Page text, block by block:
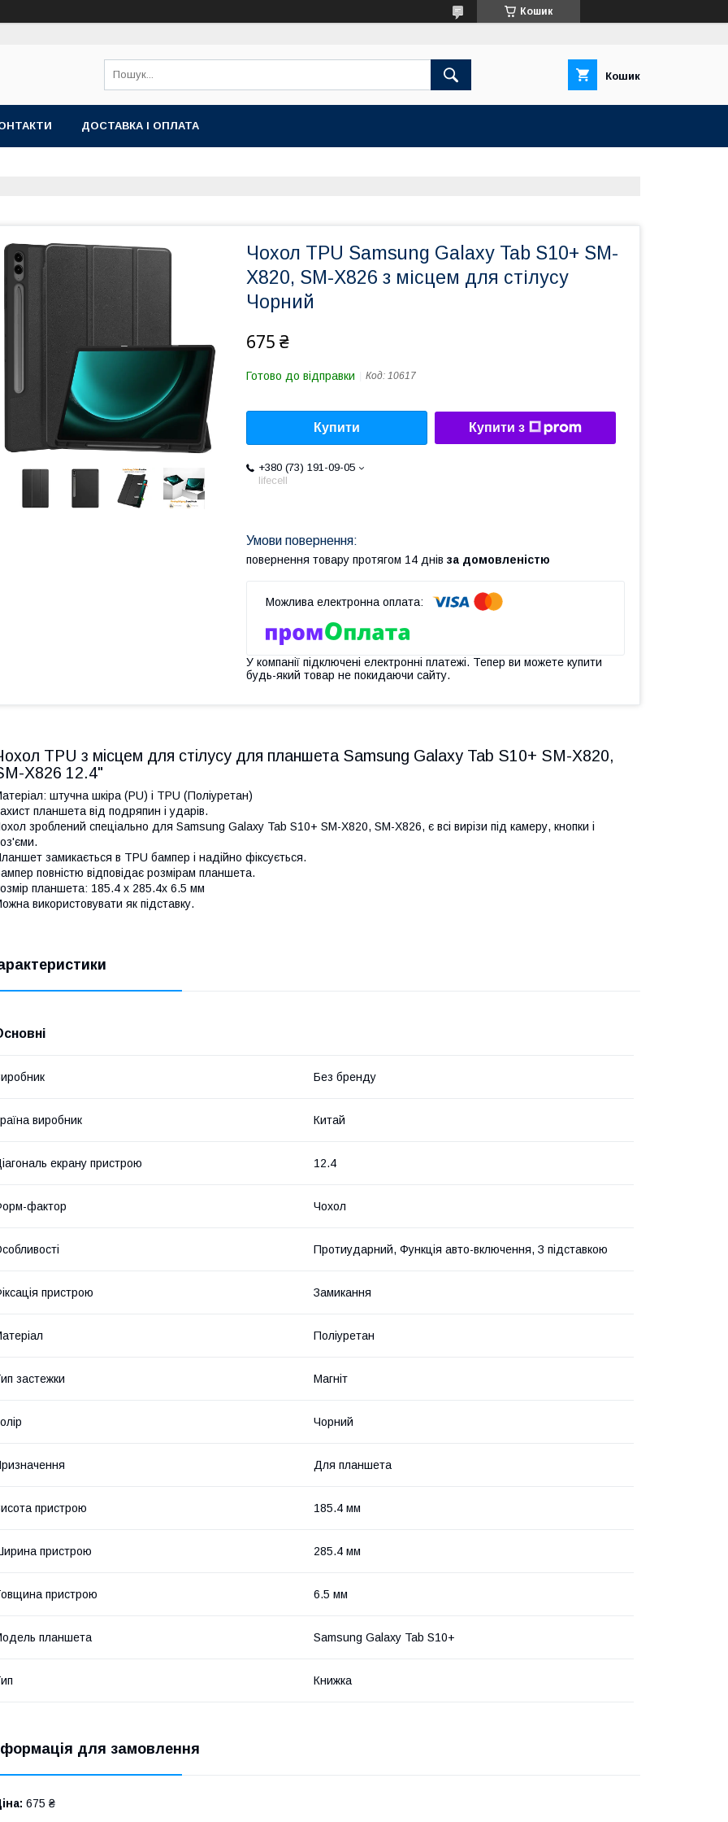
Кошик
Кошик
ДОСТАВКА І ОПЛАТА
Чохол TPU Samsung Galaxy Tab S10+ SM-
X820, SM-X826 з місцем для стілусу
Чорний
675 ₴
Готово до відправки Код: 10617
Купити Купити з
+380 (73) 191-09-05
lifecell
повернення товару протягом 14 днів за домовленістю
У компанії підключені електронні платежі. Тепер ви можете купити
будь-який товар не покидаючи сайту.
TPU з місцем для стілусу для планшета Samsung Galaxy Tab S10+ SM-X820,
X826 12.4"
штучна шкіра (PU) і TPU (Поліуретан)
планшета від подряпин і ударів.
зроблений спеціально для Samsung Galaxy Tab S10+ SM-X820, SM-X826, є всі вирізи під камеру, кнопки і
замикається в TPU бампер і надійно фіксується.
повністю відповідає розмірам планшета.
планшета: 185.4 x 285.4x 6.5 мм
використовувати як підставку.
Без бренду
виробник Китай
екрану пристрою 12.4
фактор Чохол
Протиударний, Функція авто-включення, З підставкою
пристрою Замикання
Поліуретан
застежки Магніт
Чорний
Для планшета
пристрою 185.4 мм
пристрою 285.4 мм
пристрою 6.5 мм
планшета Samsung Galaxy Tab S10+
Книжка
для замовлення
675 ₴